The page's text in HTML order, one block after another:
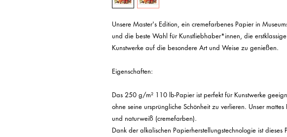
Unsere Master's Edition, ein cremefarbenes Papier in
und die beste Wahl für Kunstliebhaber*innen, die
Kunstwerke auf die besondere Art und Weise zu genießen.
Eigenschaften:
Das 250 g/m² 110 lb-Papier ist perfekt für Kunstwerke
ohne seine ursprüngliche Schönheit zu verlieren. Unser mattes
und naturweiß (cremefarben).
Dank der alkalischen Papierherstellungstechnologie ist dieses